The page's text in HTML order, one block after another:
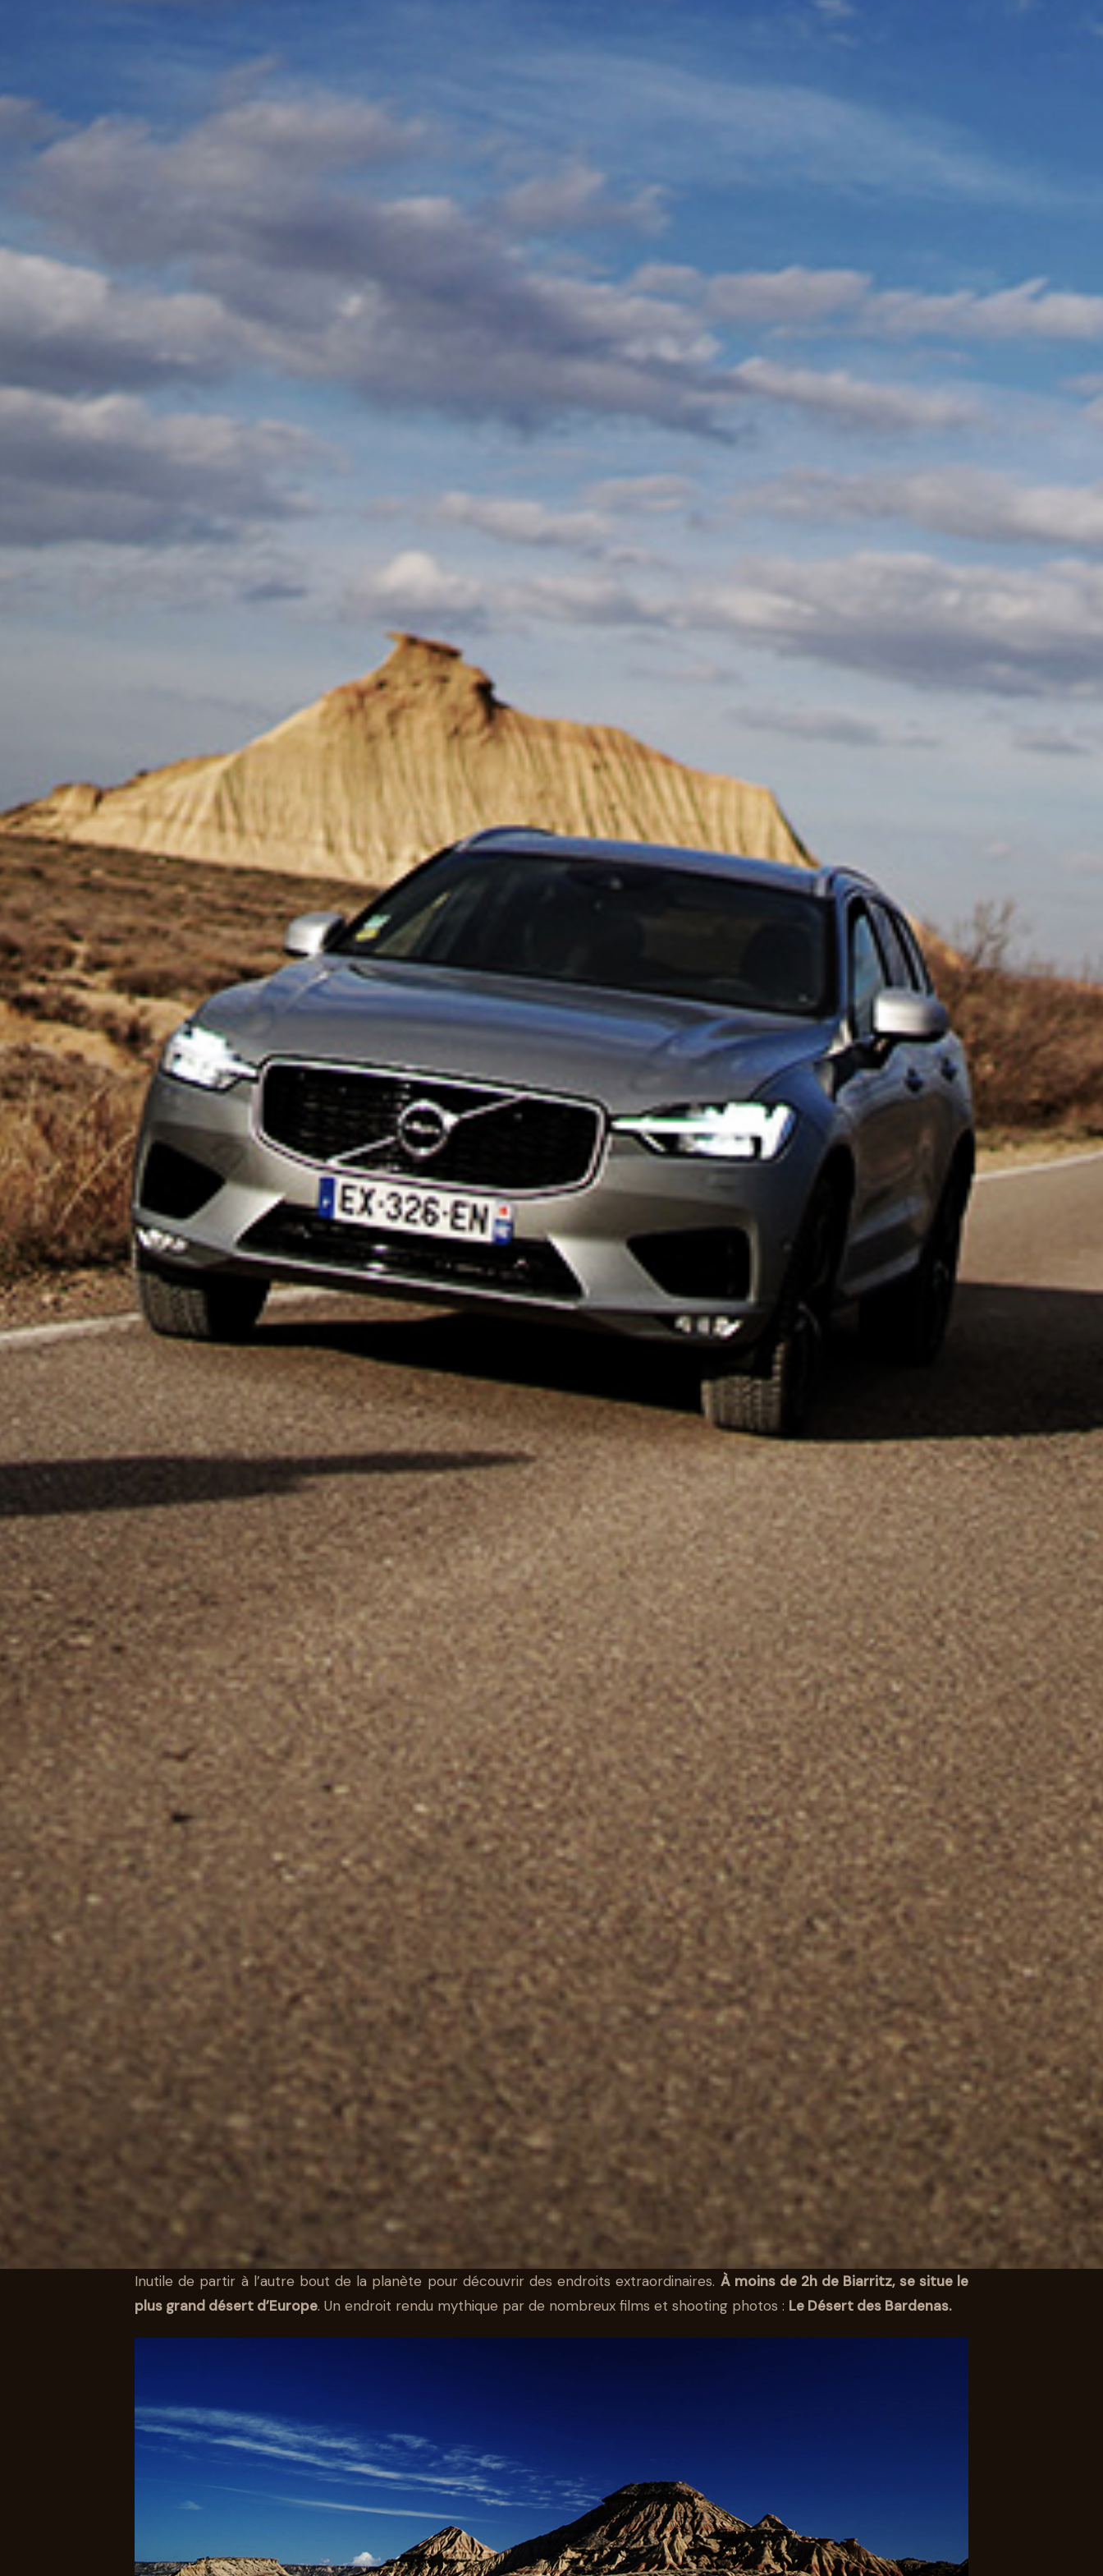
LE VOLVO XC60 : PREMIER RÔLE
DANS LE DÉSERT DES BARDENAS
STÉPHANE SEGURA
Inutile de partir à l’autre bout de la planète pour découvrir des endroits extraordinaires. À moins de 2h de Biarritz, se situe le
plus grand désert d’Europe. Un endroit rendu mythique par de nombreux films et shooting photos : Le Désert des Bardenas.